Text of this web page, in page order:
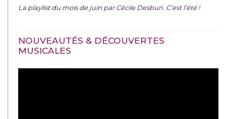
La playlist du mois de juin par Cécile Desbun. C’est l’été !
NOUVEAUTÉS & DÉCOUVERTES
MUSICALES